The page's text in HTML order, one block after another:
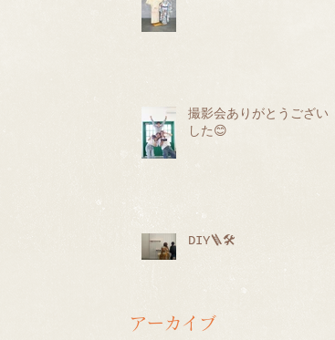
撮影会ありがとうございま
した😊
DIY🪜🛠
アーカイブ